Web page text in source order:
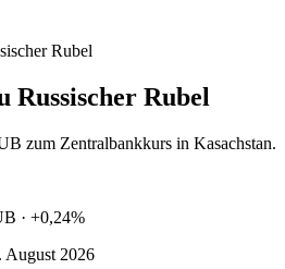
Rubel
Rubel
zum Zentralbankkurs in Kasachstan.
· +0,24%
August 2026